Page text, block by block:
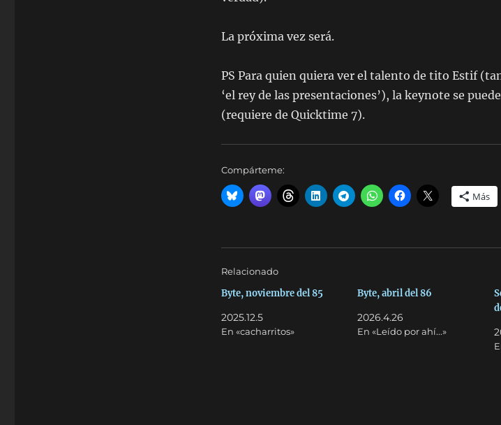
La próxima vez será.
PS Para quien quiera ver el talento de tito Estif
‘el rey de las presentaciones’), la keynote se
(requiere de Quicktime 7).
Compárteme:
Más
Relacionado
Byte, noviembre del 85
2025.12.5
En «cacharritos»
Byte, abril del 86
2026.4.26
En «Leído por ahí...»